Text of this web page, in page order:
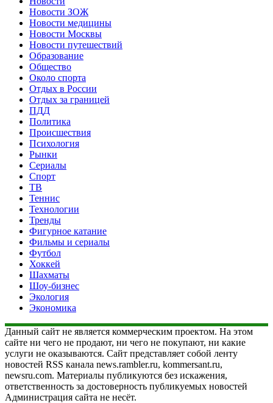
Новости ЗОЖ
Новости медицины
Новости Москвы
Новости путешествий
Образование
Общество
Около спорта
Отдых в России
Отдых за границей
ПДД
Политика
Происшествия
Психология
Рынки
Сериалы
Спорт
ТВ
Теннис
Технологии
Тренды
Фигурное катание
Фильмы и сериалы
Футбол
Хоккей
Шахматы
Шоу-бизнес
Экология
Экономика
Данный сайт не является коммерческим проектом. На этом
сайте ни чего не продают, ни чего не покупают, ни какие
услуги не оказываются. Сайт представляет собой ленту
новостей RSS канала news.rambler.ru, kommersant.ru,
newsru.com. Материалы публикуются без искажения,
ответственность за достоверность публикуемых новостей
Администрация сайта не несёт.